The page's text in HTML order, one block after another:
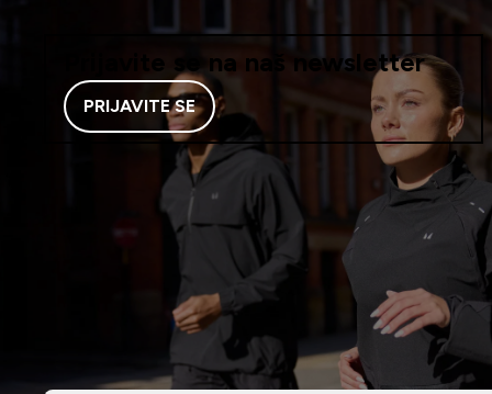
Prijavite se na naš newsletter
PRIJAVITE SE